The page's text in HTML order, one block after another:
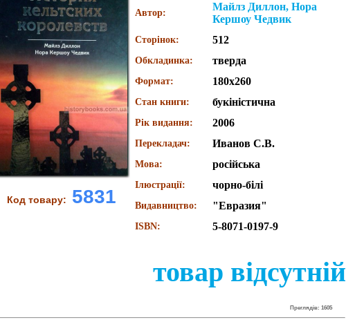
Код товару: 5831
Автор:
Майлз Диллон, Нора
Кершоу Чедвик
Сторінок: 512
Обкладинка: тверда
Формат: 180х260
Стан книги: букіністична
Рік видання: 2006
Перекладач: Иванов С.В.
Мова: російська
Ілюстрації: чорно-білі
Видавництво: "Евразия"
ISBN: 5-8071-0197-9
товар відсутній
Преглядів: 1605